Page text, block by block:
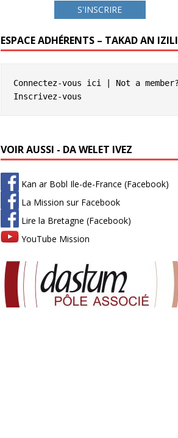
S'INSCRIRE
ESPACE ADHÉRENTS – TAKAD AN IZILI
Connectez-vous ici
Inscrivez-vous
VOIR AUSSI - DA WELET IVEZ
Kan ar Bobl Ile-de-France (Facebook)
La Mission sur Facebook
Lire la Bretagne (Facebook)
YouTube Mission